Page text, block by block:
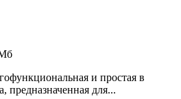
и простая в
предназначенная для...